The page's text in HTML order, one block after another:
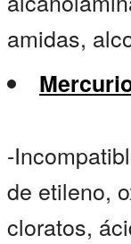
amidas,
-
de etileno,
cloratos,